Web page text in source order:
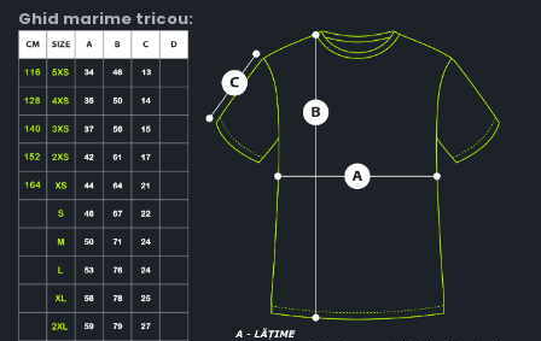
Ghid marime tricou: